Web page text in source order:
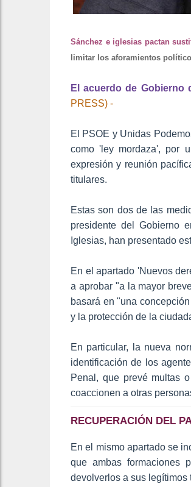
Sánchez e iglesias pactan
limitar los aforamientos
El acuerdo de Gobierno
PRESS) -
El PSOE y Unidas
como 'ley mordaza', por
expresión y reunión
titulares.
Estas son dos de las
presidente del Gobierno
Iglesias, han presentado
En el apartado 'Nuevos
a aprobar "a la mayor
basará en "una
y la protección de la
En particular, la nueva
identificación de los
Penal, que prevé multas
coaccionen a otras
RECUPERACIÓN DEL
En el mismo apartado se
que ambas formaciones
devolverlos a sus legítimos